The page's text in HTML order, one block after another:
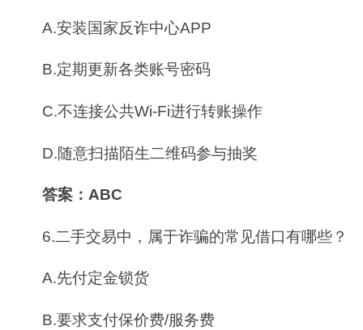
A.安装国家反诈中心APP
B.定期更新各类账号密码
C.不连接公共Wi-Fi进行转账操作
D.随意扫描陌生二维码参与抽奖
答案：ABC
6.二手交易中，属于诈骗的常见借口有哪些？
A.先付定金锁货
B.要求支付保价费/服务费